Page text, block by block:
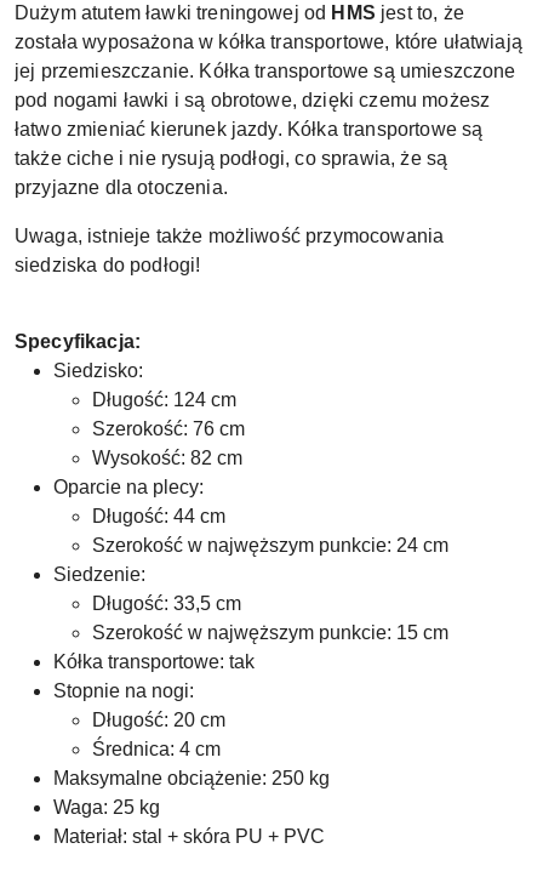
Dużym atutem ławki treningowej od HMS jest to, że
została wyposażona w kółka transportowe, które ułatwiają
jej przemieszczanie. Kółka transportowe są umieszczone
pod nogami ławki i są obrotowe, dzięki czemu możesz
łatwo zmieniać kierunek jazdy. Kółka transportowe są
także ciche i nie rysują podłogi, co sprawia, że są
przyjazne dla otoczenia.
Uwaga, istnieje także możliwość przymocowania
siedziska do podłogi!
Specyfikacja:
Siedzisko:
Długość: 124 cm
Szerokość: 76 cm
Wysokość: 82 cm
Oparcie na plecy:
Długość: 44 cm
Szerokość w najwęższym punkcie: 24 cm
Siedzenie:
Długość: 33,5 cm
Szerokość w najwęższym punkcie: 15 cm
Kółka transportowe: tak
Stopnie na nogi:
Długość: 20 cm
Średnica: 4 cm
Maksymalne obciążenie: 250 kg
Waga: 25 kg
Materiał: stal + skóra PU + PVC